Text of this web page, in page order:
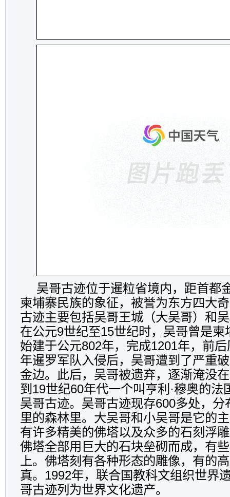
吴哥古迹位于暹粒省境内，距首都
柬埔寨民族的象征，被誉为东方四大
古迹主要包括吴哥王城（大吴哥）和
在公元9世纪至15世纪时，吴哥曾是柬
始建于公元802年，完成1201年，前
年暹罗军队入侵后，吴哥遭到了严重
金边。此后，吴哥被遗弃，逐渐淹没
到19世纪60年代一个叫亨利·穆奥的法
吴哥古迹。吴哥古迹现存600多处，分
里的森林里。大吴哥和小吴哥是它的
有许多精美的佛塔以及众多的石刻浮
佛塔全部用巨大的石块垒砌而成，有
上。佛塔刻有各种形态的雕像，有的
真。1992年，联合国教科文组织世界
哥古迹列为世界文化遗产。